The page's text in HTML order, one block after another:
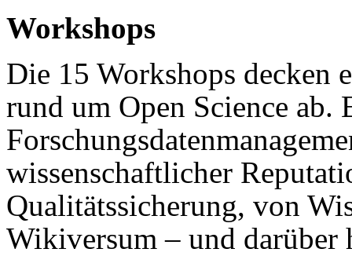
Workshops
Die 15 Workshops decken
rund um Open Science ab.
wissenschaftlicher
Qualitätssicherung, von
Wikiversum – und darüber